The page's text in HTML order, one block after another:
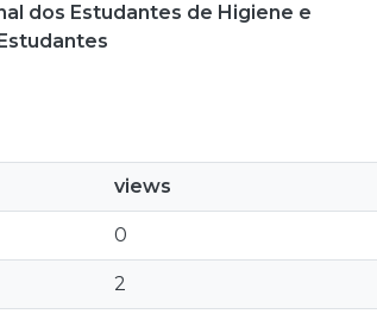
dos Estudantes de Higiene e
views
0
2